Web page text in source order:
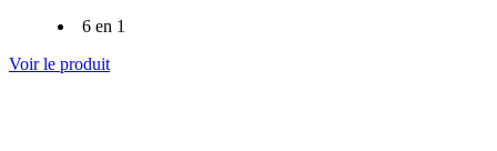
6 en 1
Voir le produit